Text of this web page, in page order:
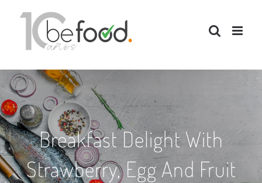
contenido
Breakfast Delight With
Strawberry, Egg And Fruit